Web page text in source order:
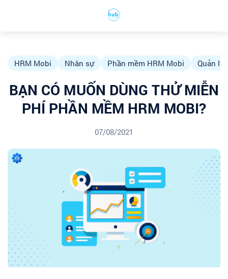
HRM Mobi Nhân sự Phần mềm HRM Mobi Quản lý
BẠN CÓ MUỐN DÙNG THỬ MIỄN
PHÍ PHẦN MỀM HRM MOBI?
07/08/2021